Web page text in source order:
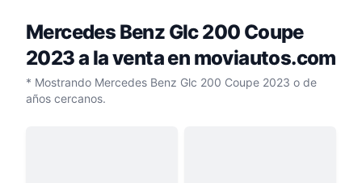
Mercedes Benz Glc 200 Coupe
2023a la venta en moviautos.com
* Mostrando Mercedes Benz Glc 200 Coupe 2023 o de
años cercanos.